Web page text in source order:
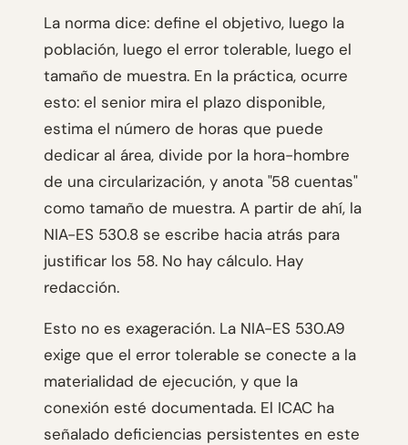
La norma dice: define el objetivo, luego la
población, luego el error tolerable, luego el
tamaño de muestra. En la práctica, ocurre
esto: el senior mira el plazo disponible,
estima el número de horas que puede
dedicar al área, divide por la hora-hombre
de una circularización, y anota "58 cuentas"
como tamaño de muestra. A partir de ahí, la
NIA-ES 530.8 se escribe hacia atrás para
justificar los 58. No hay cálculo. Hay
redacción.
Esto no es exageración. La NIA-ES 530.A9
exige que el error tolerable se conecte a la
materialidad de ejecución, y que la
conexión esté documentada. El ICAC ha
señalado deficiencias persistentes en este